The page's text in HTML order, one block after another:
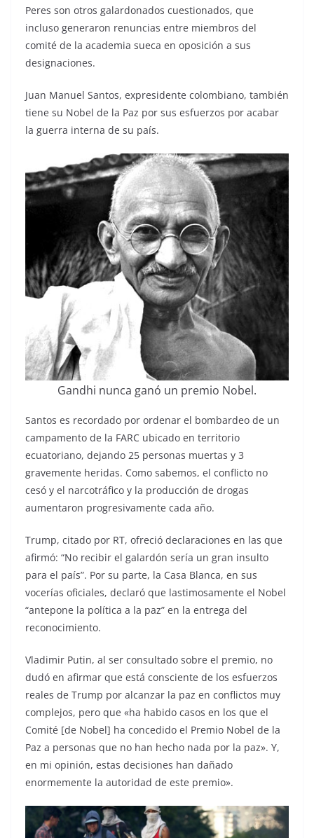
Peres son otros galardonados cuestionados, que
incluso generaron renuncias entre miembros del
comité de la academia sueca en oposición a sus
designaciones.
Juan Manuel Santos, expresidente colombiano, también
tiene su Nobel de la Paz por sus esfuerzos por acabar
la guerra interna de su país.
Gandhi nunca ganó un premio Nobel.
Santos es recordado por ordenar el bombardeo de un
campamento de la FARC ubicado en territorio
ecuatoriano, dejando 25 personas muertas y 3
gravemente heridas. Como sabemos, el conflicto no
cesó y el narcotráfico y la producción de drogas
aumentaron progresivamente cada año.
Trump, citado por RT, ofreció declaraciones en las que
afirmó: “No recibir el galardón sería un gran insulto
para el país”. Por su parte, la Casa Blanca, en sus
vocerías oficiales, declaró que lastimosamente el Nobel
“antepone la política a la paz” en la entrega del
reconocimiento.
Vladimir Putin, al ser consultado sobre el premio, no
dudó en afirmar que está consciente de los esfuerzos
reales de Trump por alcanzar la paz en conflictos muy
complejos, pero que «ha habido casos en los que el
Comité [de Nobel] ha concedido el Premio Nobel de la
Paz a personas que no han hecho nada por la paz». Y,
en mi opinión, estas decisiones han dañado
enormemente la autoridad de este premio».